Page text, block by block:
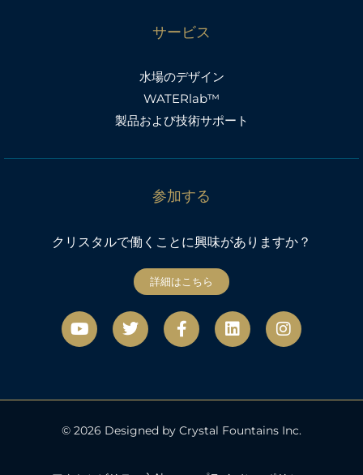
サービス
水場のデザイン
WATERlab™
製品および技術サポート
参加する
クリスタルで働くことに興味がありますか？
詳細はこちら
Y
o
u
b
ツ
イ
ッ
フ
ェ
イ
ッ
リ
ン
ク
イ
ン
ス
ラ
© 2026 Designed by Crystal Fountains Inc.